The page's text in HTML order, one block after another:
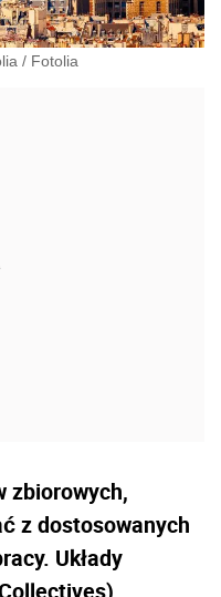
/ Fotolia
zbiorowych,
z dostosowanych
Układy